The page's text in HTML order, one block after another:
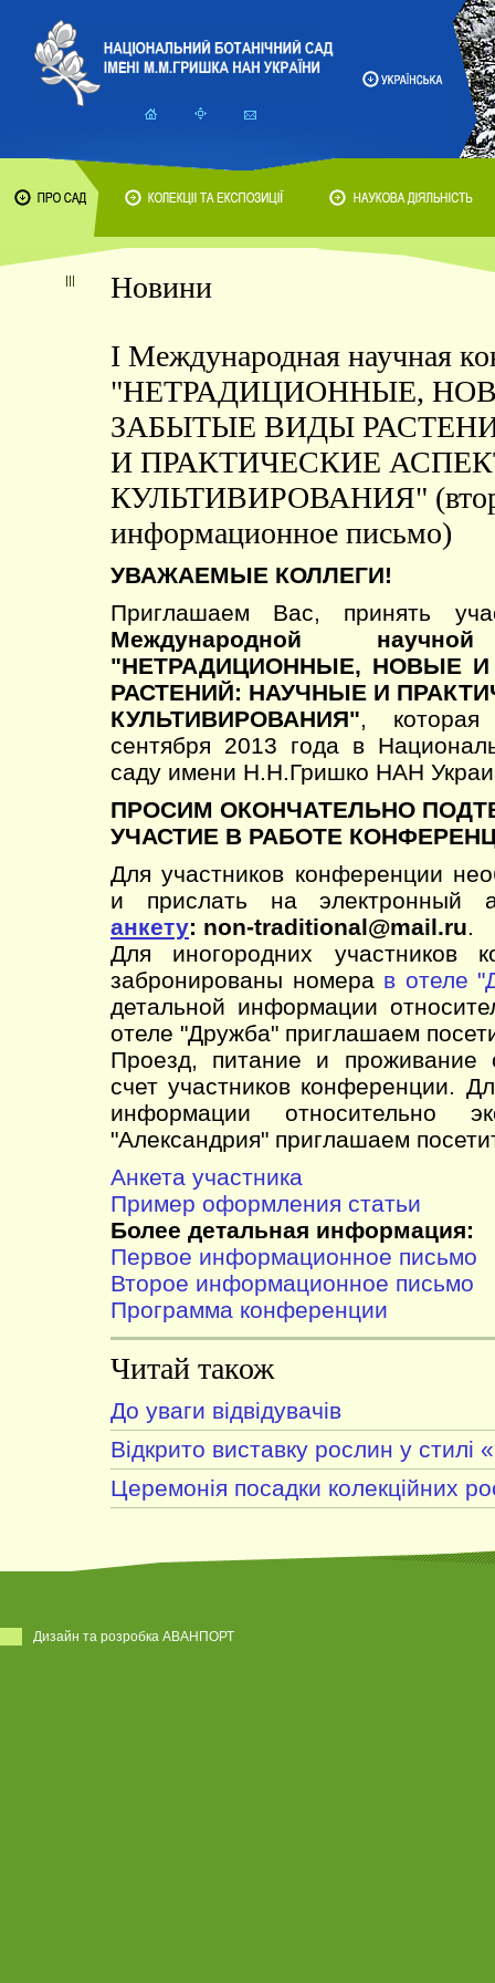
Новини
I Международная научная
"НЕТРАДИЦИОННЫЕ,
ЗАБЫТЫЕ ВИДЫ
И ПРАКТИЧЕСКИЕ
КУЛЬТИВИРОВАНИЯ"
информационное письмо)
УВАЖАЕМЫЕ КОЛЛЕГИ!
Приглашаем Вас, принять
Международной
"НЕТРАДИЦИОННЫЕ, НОВЫЕ
РАСТЕНИЙ: НАУЧНЫЕ И
КУЛЬТИВИРОВАНИЯ", которая
сентября 2013 года в
саду имени Н.Н.Гришко НАН
ПРОСИМ ОКОНЧАТЕЛЬНО
УЧАСТИЕ В РАБОТЕ
Для участников конференции
и прислать на электронный
анкету: non-traditional@mail.ru.
Для иногородних участников
забронированы номера в отеле
детальной информации
отеле "Дружба" приглашаем
Проезд, питание и проживание
счет участников конференции.
информации относительно
"Александрия" приглашаем
Анкета участника
Пример оформления статьи
Более детальная информация:
Первое информационное письмо
Второе информационное письмо
Программа конференции
Читай також
До уваги відвідувачів
Відкрито виставку рослин у стилі
Церемонія посадки колекційних
Дизайн та розробка АВАНПОРТ